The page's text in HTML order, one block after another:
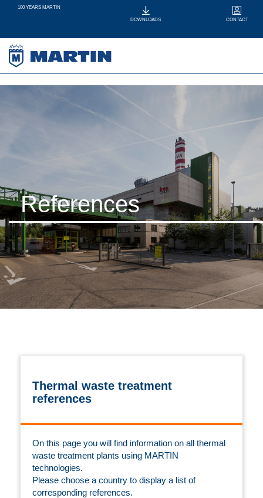
100 YEARS MARTIN
DOWNLOADS CONTACT
References
Thermal waste treatment
references
On this page you will find information on all thermal
waste treatment plants using MARTIN
technologies.
Please choose a country to display a list of
corresponding references.